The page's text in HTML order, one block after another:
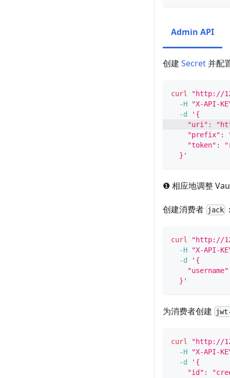
Admin API
创建 Secret并配
curl
"http://
-H
"X-API-
-d
'{
"uri":
"prefix":
"token":
  }'
❶ 相应地调整
创建消费者 jack
curl
"http://
-H
"X-API-
-d
'{
  }'
为消费者创建
curl
"http://
-H
"X-API-
-d
'{
"id":